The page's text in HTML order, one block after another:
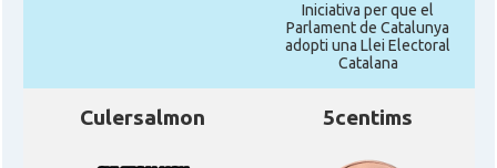
Iniciativa per que el
Parlament de Catalunya
adopti una Llei Electoral
Catalana
Culersalmon 5centims